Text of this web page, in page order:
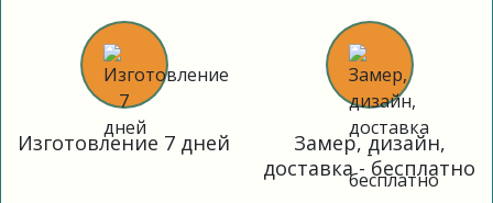
Изготовление 7 дней
Замер, дизайн,
доставка - бесплатно